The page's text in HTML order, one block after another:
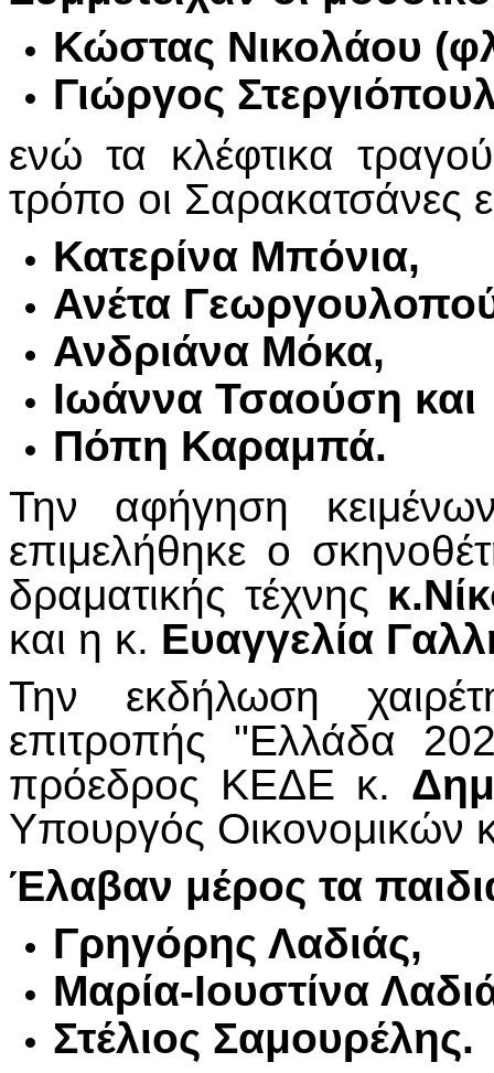
Κώστας Νικολάου
Γιώργος
ενώ τα κλέφτικα
τρόπο οι Σαρακατσάνες
Κατερίνα Μπόνια,
Ανέτα
Ανδριάνα Μόκα,
Ιωάννα Τσαούση και
Πόπη Καραμπά.
Την αφήγηση
επιμελήθηκε ο
δραματικής τέχνης
και η κ. Ευαγγελία
Την εκδήλωση
επιτροπής "Ελλάδα
πρόεδρος ΚΕΔΕ κ.
Υπουργός Οικονομικών
Έλαβαν μέρος τα
Γρηγόρης Λαδιάς,
Μαρία-Ιουστίνα
Στέλιος Σαμουρέλης.